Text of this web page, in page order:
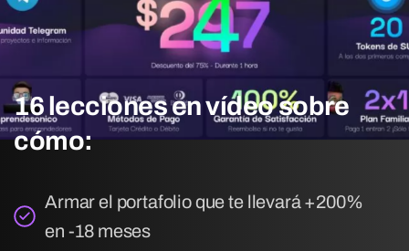
16 leccionesenvídeosobre
cómo:
Armar el portafolio que te llevará +200%
en -18 meses